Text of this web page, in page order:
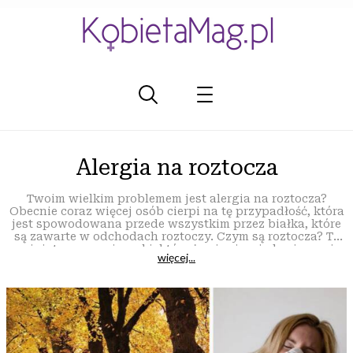
Alergia na roztocza
Twoim wielkim problemem jest alergia na roztocza?
Obecnie coraz więcej osób cierpi na tę przypadłość, która
jest spowodowana przede wszystkim przez białka, które
są zawarte w odchodach roztoczy. Czym są roztocza? To
miniaturowe pajęczaki, które żywią się między innymi
złuszczonym naskórkiem człowieka, a żyją w kurzu
nie ucieknie, a alergia na roztocza potrafi nam bardzo
uprzykrzyć życie. Co gorsza, alergia na roztocza potrafi
się jeszcze bardziej zintensyfikować jeśli w domu jest
wilgotno, ciepło, a pokoje bardzo rzadko się wietrzy. W
zimie najczęściej alergia tego typu ustępuje, gdyż
roztocza się wtedy nie rozmnażają. Objawy są najczęściej
więcej...